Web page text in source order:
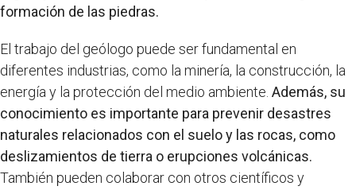
formación de las piedras.
El trabajo del geólogo puede ser fundamental en
diferentes industrias, como la minería, la construcción, la
energía y la protección del medio ambiente. Además, su
conocimiento es importante para prevenir desastres
naturales relacionados con el suelo y las rocas, como
deslizamientos de tierra o erupciones volcánicas.
También pueden colaborar con otros científicos y